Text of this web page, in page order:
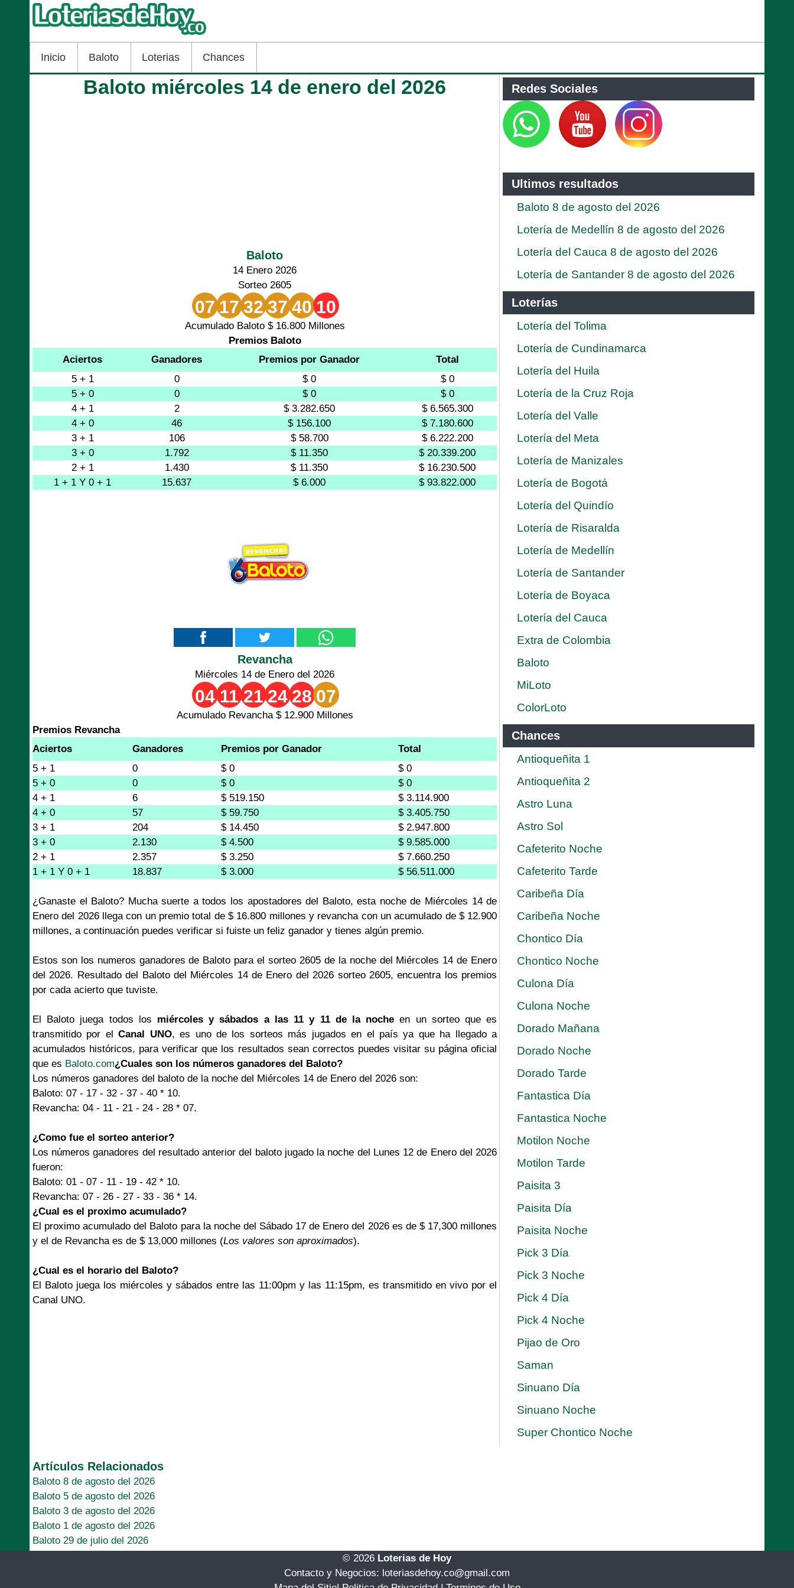
Inicio Baloto Loterias Chances
Baloto miércoles 14 de enero del 2026
Baloto
14 Enero 2026
Sorteo 2605
07 17 32 37 40 10
Acumulado Baloto $ 16.800 Millones
Premios Baloto
Aciertos
Ganadores Premios por Ganador
Total
5 + 1
0 $ 0
$ 0
5 + 0
0 $ 0
$ 0
4 + 1
2 $ 3.282.650
$ 6.565.300
4 + 0
46 $ 156.100
$ 7.180.600
3 + 1
106 $ 58.700
$ 6.222.200
3 + 0
1.792 $ 11.350
$ 20.339.200
2 + 1
1.430 $ 11.350
$ 16.230.500
1 + 1 Y 0 + 1
15.637 $ 6.000 $ 93.822.000
Revancha
Miércoles 14 de Enero del 2026
04 11 21 24 28 07
Acumulado Revancha $ 12.900 Millones
Premios Revancha
Aciertos
Ganadores Premios por Ganador
Total
5 + 1
0 $ 0
$ 0
5 + 0
0 $ 0
$ 0
4 + 1
6 $ 519.150
$ 3.114.900
4 + 0
57 $ 59.750
$ 3.405.750
3 + 1
204 $ 14.450
$ 2.947.800
3 + 0
2.130 $ 4.500
$ 9.585.000
2 + 1
2.357 $ 3.250
$ 7.660.250
1 + 1 Y 0 + 1
18.837 $ 3.000 $ 56.511.000
¿Ganaste el Baloto? Mucha suerte a todos los apostadores del Baloto, esta noche de Miércoles 14 de
Enero del 2026 llega con un premio total de $ 16.800 millones y revancha con un acumulado de $ 12.900
millones, a continuación puedes verificar si fuiste un feliz ganador y tienes algún premio.
Estos son los numeros ganadores de Baloto para el sorteo 2605 de la noche del Miércoles 14 de Enero
del 2026. Resultado del Baloto del Miércoles 14 de Enero del 2026 sorteo 2605, encuentra los premios
por cada acierto que tuviste.
El Baloto juega todos los miércoles y sábados a las 11 y 11 de la noche en un sorteo que es
transmitido por elCanal UNO, es uno de los sorteos más jugados en el país ya que ha llegado a
acumulados históricos, para verificar que los resultados sean correctos puedes visitar su página oficial
que es Baloto.com¿Cuales son los números ganadores del Baloto?
Los números ganadores del baloto de la noche del Miércoles 14 de Enero del 2026 son:
Baloto: 07 - 17 - 32 - 37 - 40 * 10.
Revancha: 04 - 11 - 21 - 24 - 28 * 07.
¿Como fue el sorteo anterior?
Los números ganadores del resultado anterior del baloto jugado la noche del Lunes 12 de Enero del 2026
fueron:
Baloto: 01 - 07 - 11 - 19 - 42 * 10.
Revancha: 07 - 26 - 27 - 33 - 36 * 14.
¿Cual es el proximo acumulado?
El proximo acumulado del Baloto para la noche del Sábado 17 de Enero del 2026 es de $ 17,300 millones
y el de Revancha es de $ 13,000 millones (Los valores son aproximados).
¿Cual es el horario del Baloto?
El Baloto juega los miércoles y sábados entre las 11:00pm y las 11:15pm, es transmitido en vivo por el
Canal UNO.
Artículos Relacionados
Baloto 8 de agosto del 2026
Baloto 5 de agosto del 2026
Baloto 3 de agosto del 2026
Baloto 1 de agosto del 2026
Baloto 29 de julio del 2026
Redes Sociales
Ultimos resultados
Baloto 8 de agosto del 2026
Lotería de Medellín 8 de agosto del 2026
Lotería del Cauca 8 de agosto del 2026
Lotería de Santander 8 de agosto del 2026
Loterías
Lotería del Tolima
Lotería de Cundinamarca
Lotería del Huila
Lotería de la Cruz Roja
Lotería del Valle
Lotería del Meta
Lotería de Manizales
Lotería de Bogotá
Lotería del Quindío
Lotería de Risaralda
Lotería de Medellín
Lotería de Santander
Lotería de Boyaca
Lotería del Cauca
Extra de Colombia
Baloto
MiLoto
ColorLoto
Chances
Antioqueñita 1
Antioqueñita 2
Astro Luna
Astro Sol
Cafeterito Noche
Cafeterito Tarde
Caribeña Día
Caribeña Noche
Chontico Día
Chontico Noche
Culona Día
Culona Noche
Dorado Mañana
Dorado Noche
Dorado Tarde
Fantastica Día
Fantastica Noche
Motilon Noche
Motilon Tarde
Paisita 3
Paisita Día
Paisita Noche
Pick 3 Día
Pick 3 Noche
Pick 4 Día
Pick 4 Noche
Pijao de Oro
Saman
Sinuano Día
Sinuano Noche
Super Chontico Noche
© 2026 Loterias de Hoy
Contacto y Negocios: loteriasdehoy.co@gmail.com